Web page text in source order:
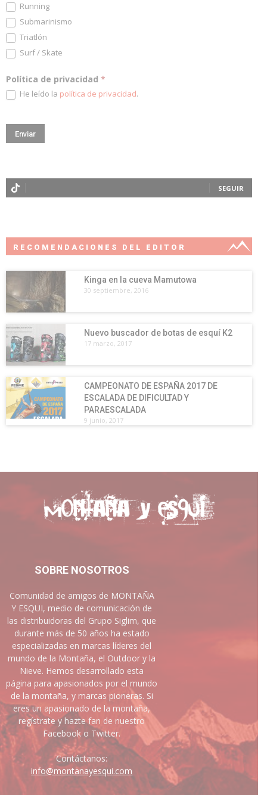
Running
Submarinismo
Triatlón
Surf / Skate
Política de privacidad *
He leído la política de privacidad.
SEGUIR
RECOMENDACIONES DEL EDITOR
Kinga en la cueva Mamutowa
30 septiembre, 2016
Nuevo buscador de botas de esquí K2
17 marzo, 2017
CAMPEONATO DE ESPAÑA 2017 DE
ESCALADA DE DIFICULTAD Y
PARAESCALADA
9 junio, 2017
SOBRE NOSOTROS
Comunidad de amigos de MONTAÑA
Y ESQUI, medio de comunicación de
las distribuidoras del Grupo Siglim, que
durante más de 50 años ha estado
especializadas en marcas líderes del
mundo de la Montaña, el Outdoor y la
Nieve. Hemos desarrollado esta
página para apasionados por el mundo
de la montaña, y marcas pioneras. Si
eres un apasionado de la montaña,
regístrate y hazte fan de nuestro
Facebook o Twitter.
Contáctanos:
info@montanayesqui.com